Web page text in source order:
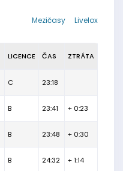
Livelox
Mezičasy
LICENCE ČAS ZTRÁTA
C 23:18
B 23:41 + 0:23
B 23:48 + 0:30
B 24:32 + 1:14